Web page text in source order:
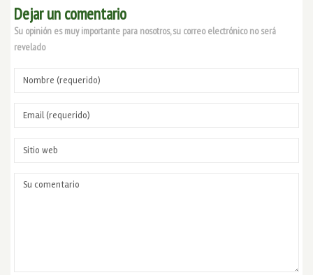
Dejar un comentario
Su opinión es muy importante para nosotros, su correo electrónico no será
revelado